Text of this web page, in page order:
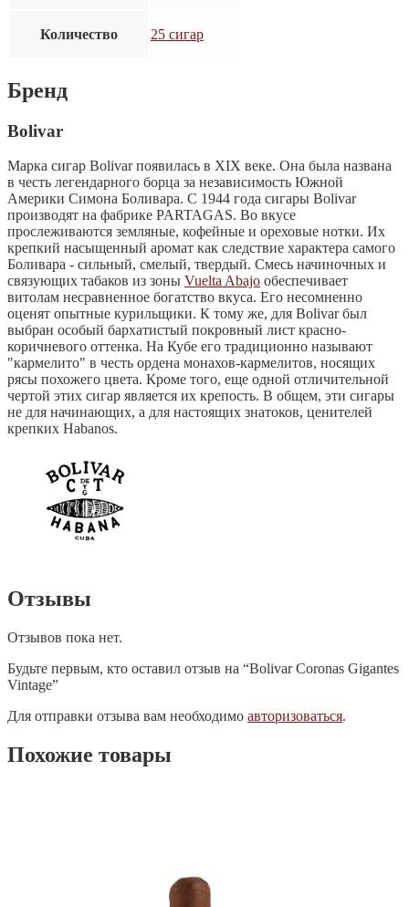
Количество 25 сигар
Бренд
Bolivar
Марка сигар Bolivar появилась в XIX веке. Она была названа
в честь легендарного борца за независимость Южной
Америки Симона Боливара. С 1944 года сигары Bolivar
производят на фабрике PARTAGAS. Во вкусе
прослеживаются земляные, кофейные и ореховые нотки. Их
крепкий насыщенный аромат как следствие характера самого
Боливара - сильный, смелый, твердый. Смесь начиночных и
связующих табаков из зоны Vuelta Abajo обеспечивает
витолам несравненное богатство вкуса. Его несомненно
оценят опытные курильщики. К тому же, для Bolivar был
выбран особый бархатистый покровный лист красно-
коричневого оттенка. На Кубе его традиционно называют
"кармелито" в честь ордена монахов-кармелитов, носящих
рясы похожего цвета. Кроме того, еще одной отличительной
чертой этих сигар является их крепость. В общем, эти сигары
не для начинающих, а для настоящих знатоков, ценителей
крепких Habanos.
Отзывы
Отзывов пока нет.
Будьте первым, кто оставил отзыв на “Bolivar Coronas Gigantes
Vintage”
Для отправки отзыва вам необходимо авторизоваться.
Похожие товары